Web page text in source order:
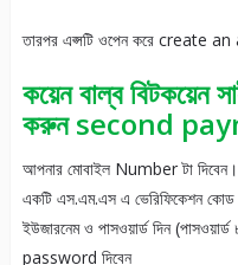
তারপর এপ্সটি ওপেন করে create
কয়েন বাল্ব বিটকয়েন
করুন second
আপনার মোবাইল Number টা
একটি এস.এম.এস এ ভেরিফিকেশন
ইউজারনেম ও পাসওয়ার্ড দিন
password দিবেন